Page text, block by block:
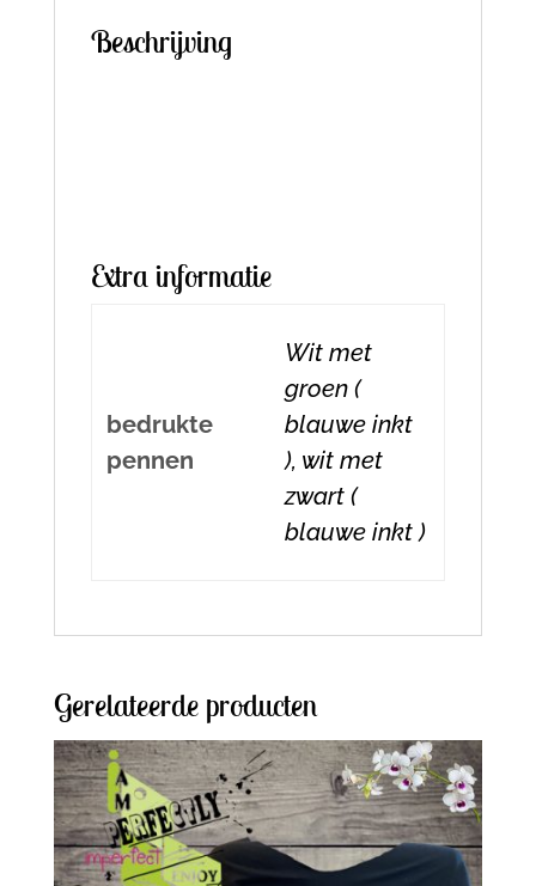
Beschrijving
Extra informatie
bedrukte
pennen
Wit met
groen (
blauwe inkt
), wit met
zwart (
blauwe inkt )
Gerelateerde producten